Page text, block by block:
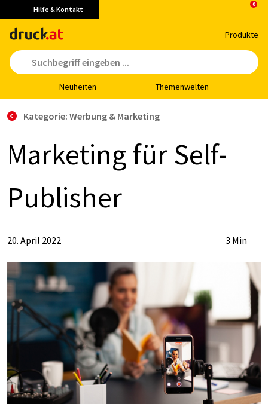
Hilfe & Kontakt
Pro­duk­te
Neu­hei­ten The­men­wel­ten
Kategorie: Werbung & Marketing
Mar­ke­ting für Self-
Pu­blis­her
20. April 2022 3 Min